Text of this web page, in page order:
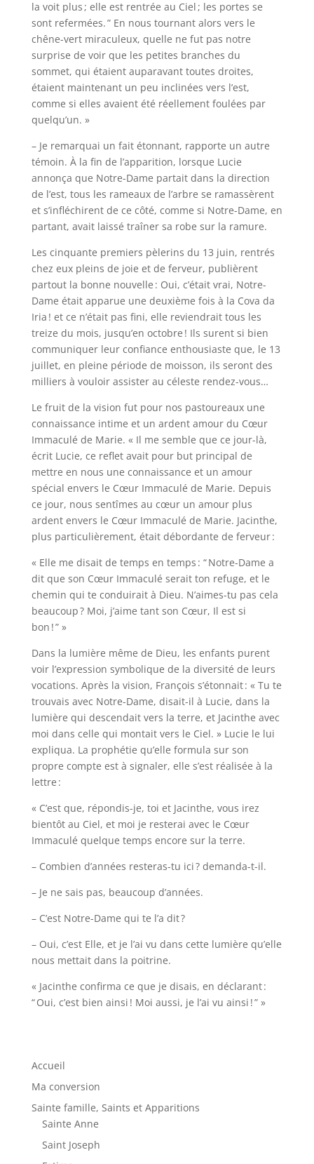
la voit plus ; elle est rentrée au Ciel ; les portes se
sont refermées. ” En nous tournant alors vers le
chêne-vert miraculeux, quelle ne fut pas notre
surprise de voir que les petites branches du
sommet, qui étaient auparavant toutes droites,
étaient maintenant un peu inclinées vers l’est,
comme si elles avaient été réellement foulées par
quelqu’un. »
– Je remarquai un fait étonnant, rapporte un autre
témoin. À la fin de l’apparition, lorsque Lucie
annonça que Notre-Dame partait dans la direction
de l’est, tous les rameaux de l’arbre se ramassèrent
et s’infléchirent de ce côté, comme si Notre-Dame, en
partant, avait laissé traîner sa robe sur la ramure.
Les cinquante premiers pèlerins du 13 juin, rentrés
chez eux pleins de joie et de ferveur, publièrent
partout la bonne nouvelle : Oui, c’était vrai, Notre-
Dame était apparue une deuxième fois à la Cova da
Iria ! et ce n’était pas fini, elle reviendrait tous les
treize du mois, jusqu’en octobre ! Ils surent si bien
communiquer leur confiance enthousiaste que, le 13
juillet, en pleine période de moisson, ils seront des
milliers à vouloir assister au céleste rendez-vous…
Le fruit de la vision fut pour nos pastoureaux une
connaissance intime et un ardent amour du Cœur
Immaculé de Marie. « Il me semble que ce jour-là,
écrit Lucie, ce reflet avait pour but principal de
mettre en nous une connaissance et un amour
spécial envers le Cœur Immaculé de Marie. Depuis
ce jour, nous sentîmes au cœur un amour plus
ardent envers le Cœur Immaculé de Marie. Jacinthe,
plus particulièrement, était débordante de ferveur :
« Elle me disait de temps en temps : “ Notre-Dame a
dit que son Cœur Immaculé serait ton refuge, et le
chemin qui te conduirait à Dieu. N’aimes-tu pas cela
beaucoup ? Moi, j’aime tant son Cœur, Il est si
bon ! ” »
Dans la lumière même de Dieu, les enfants purent
voir l’expression symbolique de la diversité de leurs
vocations. Après la vision, François s’étonnait : « Tu te
trouvais avec Notre-Dame, disait-il à Lucie, dans la
lumière qui descendait vers la terre, et Jacinthe avec
moi dans celle qui montait vers le Ciel. » Lucie le lui
expliqua. La prophétie qu’elle formula sur son
propre compte est à signaler, elle s’est réalisée à la
lettre :
« C’est que, répondis-je, toi et Jacinthe, vous irez
bientôt au Ciel, et moi je resterai avec le Cœur
Immaculé quelque temps encore sur la terre.
– Combien d’années resteras-tu ici ? demanda-t-il.
– Je ne sais pas, beaucoup d’années.
– C’est Notre-Dame qui te l’a dit ?
– Oui, c’est Elle, et je l’ai vu dans cette lumière qu’elle
nous mettait dans la poitrine.
« Jacinthe confirma ce que je disais, en déclarant :
“ Oui, c’est bien ainsi ! Moi aussi, je l’ai vu ainsi ! ” »
Accueil
Ma conversion
Sainte famille, Saints et Apparitions
Sainte Anne
Saint Joseph